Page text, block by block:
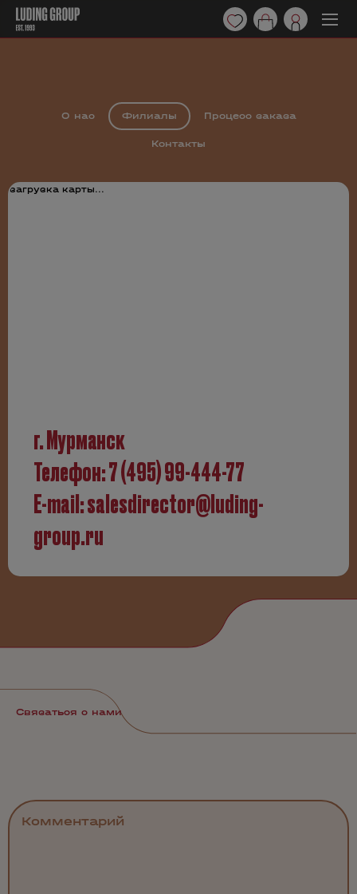
О нас Филиалы Процесс заказа
Контакты
загрузка карты...
г. Мурманск
Телефон:7 (495) 99-444-77
E-mail:salesdirector@luding-
group.ru
Связаться с нами